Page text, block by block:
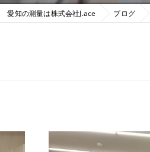
愛知の測量は株式会社J.ace ブログ